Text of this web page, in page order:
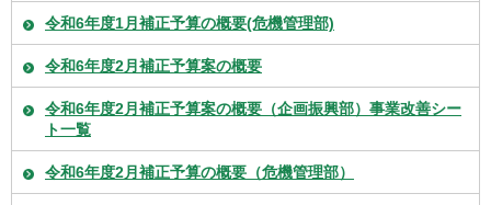
令和6年度1月補正予算の概要(危機管理部)
令和6年度2月補正予算案の概要
令和6年度2月補正予算案の概要（企画振興部）事業改善シー
ト一覧
令和6年度2月補正予算の概要（危機管理部）